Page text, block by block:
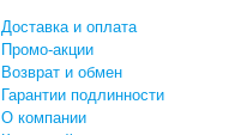
Доставка и оплата
Промо-акции
Возврат и обмен
Гарантии подлинности
О компании